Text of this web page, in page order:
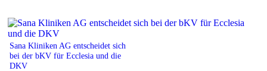
Sana Kliniken AG entscheidet sich
bei der bKV für Ecclesia und die
DKV